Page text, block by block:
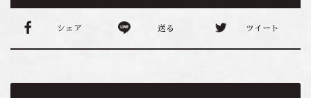
シェア 送る ツイート